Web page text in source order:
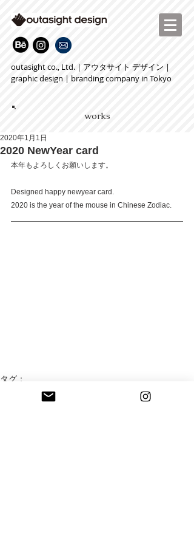
outasight co., Ltd. | アウタサイト デザイン |
graphic design | branding company in Tokyo
works
2020 NewYear card
2020年1月1日
本年もよろしくお願いします。
Designed happy newyear card.
2020 is the year of the mouse in Chinese Zodiac.
タグ：
DM